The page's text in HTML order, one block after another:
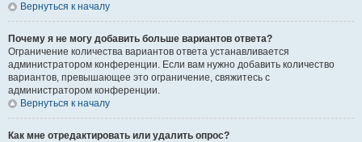
Вернуться к началу
Почему я не могу добавить больше вариантов ответа?
Ограничение количества вариантов ответа устанавливается
администратором конференции. Если вам нужно добавить количество
вариантов, превышающее это ограничение, свяжитесь с
администратором конференции.
Вернуться к началу
Как мне отредактировать или удалить опрос?